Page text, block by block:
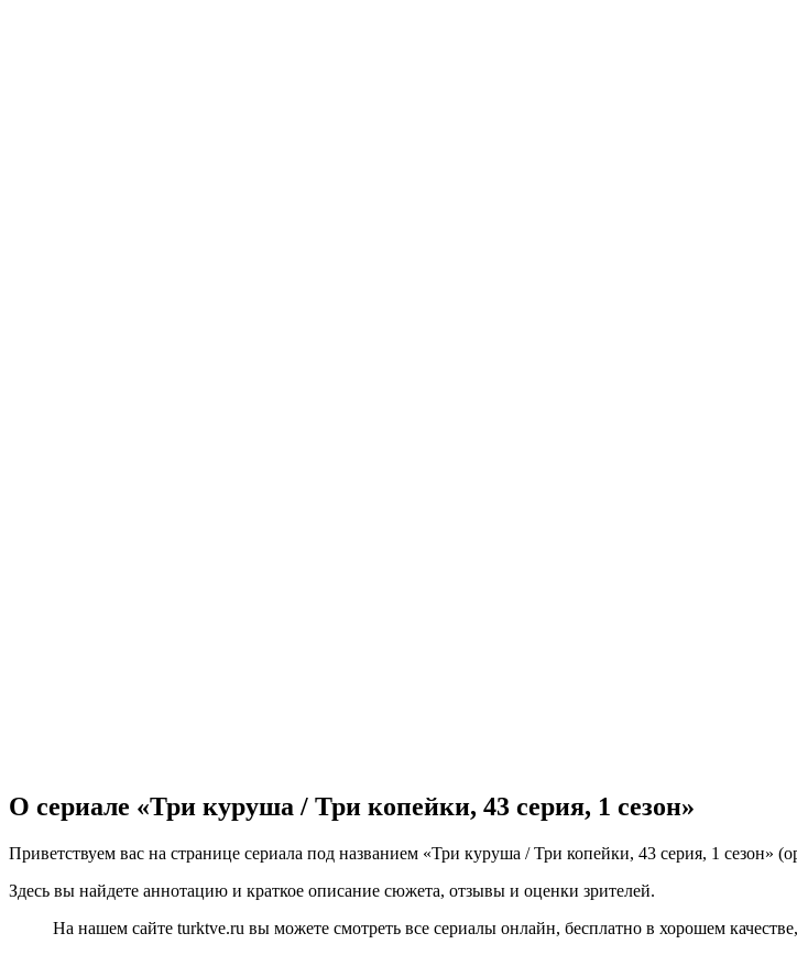
О сериале «Три куруша / Три копейки, 43 серия, 1 сезон»
Приветствуем вас на странице сериала под названием «Три куруша / Три копейки, 43 серия, 1 сезон»
Здесь вы найдете аннотацию и краткое описание сюжета, отзывы и оценки зрителей.
На нашем сайте turktve.ru вы можете смотреть все сериалы онлайн, бесплатно в хорошем